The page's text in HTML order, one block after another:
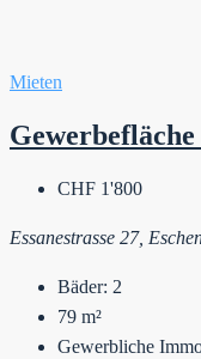
Mieten
CHF 1'800
Essanestrasse 27,
Bäder: 2
79 m²
Gewerbliche